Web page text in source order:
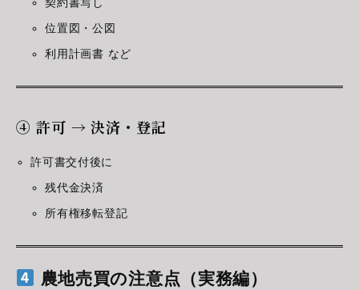
契約書写し
位置図・公図
利用計画書 など
④ 許可 → 決済・登記
許可書交付後に
残代金決済
所有権移転登記
農地売買の注意点（実務編）